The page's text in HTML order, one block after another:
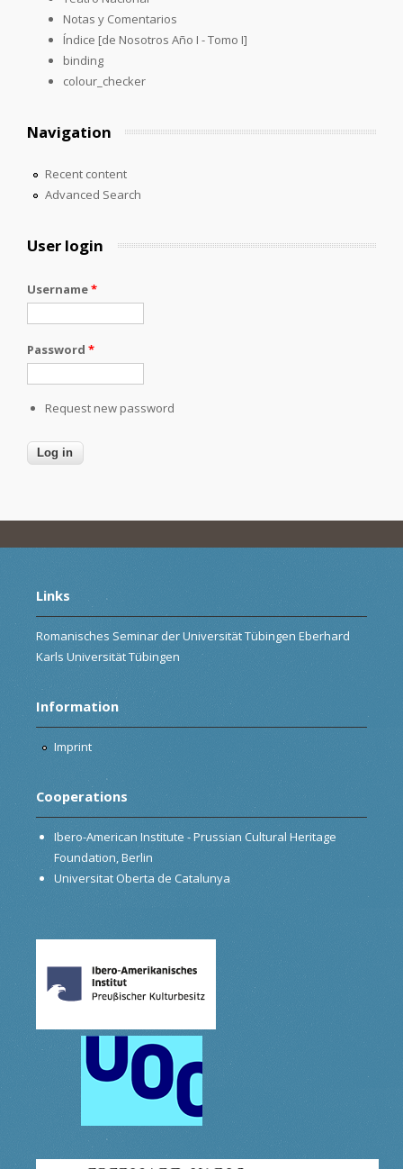
Notas y Comentarios
Índice [de Nosotros Año I - Tomo I]
binding
colour_checker
Navigation
Recent content
Advanced Search
User login
Username*
Password *
Request new password
Links
Romanisches Seminar der Universität Tübingen Eberhard
Karls Universität Tübingen
Information
Imprint
Cooperations
Ibero-American Institute - Prussian Cultural Heritage
Foundation, Berlin
Universitat Oberta de Catalunya